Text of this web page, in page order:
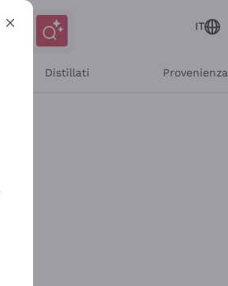
IT
Distillati Provenienza